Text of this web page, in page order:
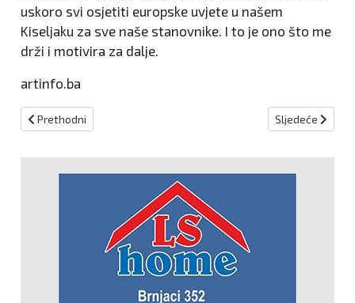
uskoro svi osjetiti europske uvjete u našem
Kiseljaku za sve naše stanovnike. I to je ono što me
drži i motivira za dalje.
artinfo.ba
Prethodni članak: Napreduju radovi na mostu kod Lovačke
Prethodni Sljedeći
Sljedeće